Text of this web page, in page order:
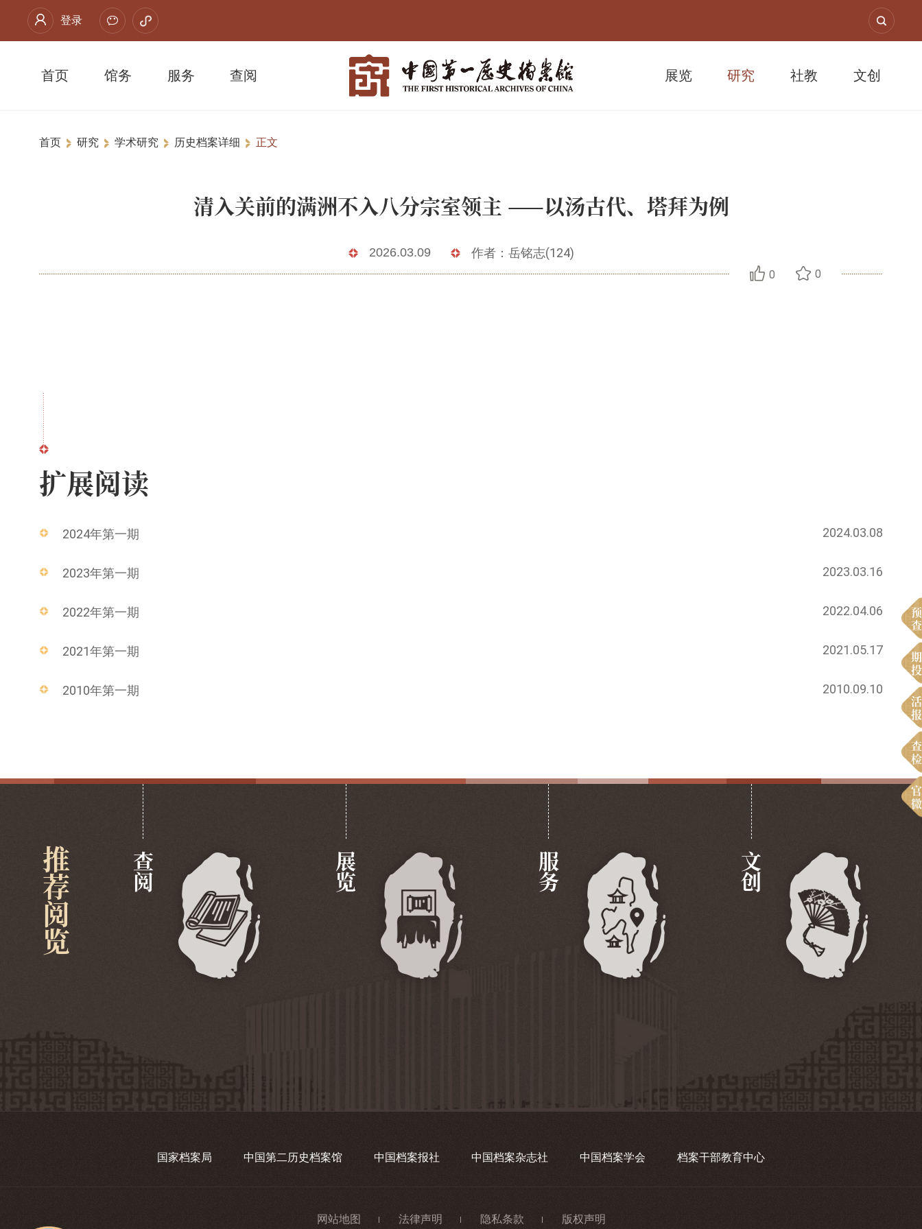
登录
首页 馆务 服务 查阅 展览 研究 社教 文创
首页 研究 学术研究 历史档案详细 正文
清入关前的满洲不入八分宗室领主 ——以汤古代、塔拜为例
2026.03.09 作者：岳铭志(124)
0 0
扩展阅读
2024年第一期 2024.03.08
2023年第一期 2023.03.16
2022年第一期 2022.04.06
2021年第一期 2021.05.17
2010年第一期 2010.09.10
推荐阅览 查阅 展览 服务 文创
国家档案局 中国第二历史档案馆 中国档案报社 中国档案杂志社 中国档案学会 档案干部教育中心
网站地图 法律声明 隐私条款 版权声明